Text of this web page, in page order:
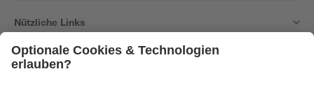
Nützliche Links